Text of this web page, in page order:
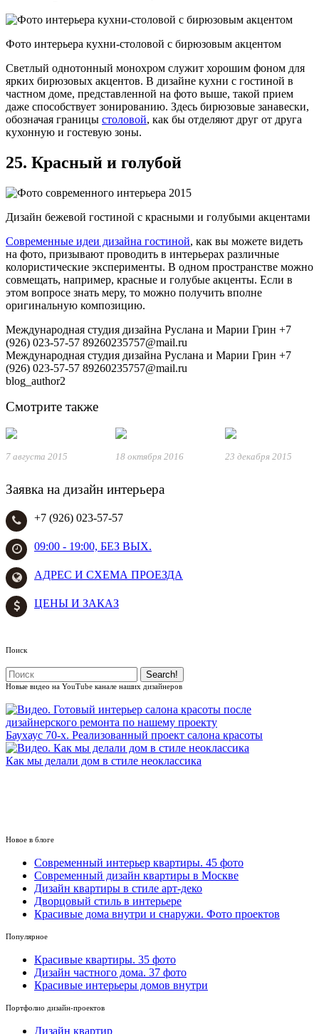
Фото интерьера кухни-столовой с бирюзовым акцентом
Светлый однотонный монохром служит хорошим фоном для
ярких бирюзовых акцентов. В дизайне кухни с гостиной в
частном доме, представленной на фото выше, такой прием
даже способствует зонированию. Здесь бирюзовые занавески,
обозначая границы столовой, как бы отделяют друг от друга
кухонную и гостевую зоны.
25. Красный и голубой
Дизайн бежевой гостиной с красными и голубыми акцентами
Современные идеи дизайна гостиной, как вы можете видеть
на фото, призывают проводить в интерьерах различные
колористические эксперименты. В одном пространстве можно
совмещать, например, красные и голубые акценты. Если в
этом вопросе знать меру, то можно получить вполне
оригинальную композицию.
Международная студия дизайна Руслана и Марии Грин +7
(926) 023-57-57 89260235757@mail.ru
Международная студия дизайна Руслана и Марии Грин +7
(926) 023-57-57 89260235757@mail.ru
blog_author2
Смотрите также
7 августа 2015 18 октября 2016 23 декабря 2015
Заявка на дизайн интерьера
+7 (926) 023-57-57
09:00 - 19:00, БЕЗ ВЫХ.
АДРЕС И СХЕМА ПРОЕЗДА
ЦЕНЫ И ЗАКАЗ
Поиск
Новые видео на YouTube канале наших дизайнеров
Баухаус 70-х. Реализованный проект салона красоты
Как мы делали дом в стиле неоклассика
Новое в блоге
Cовременный интерьер квартиры. 45 фото
Современный дизайн квартиры в Москве
Дизайн квартиры в стиле арт-деко
Дворцовый стиль в интерьере
Красивые дома внутри и снаружи. Фото проектов
Популярное
Красивые квартиры. 35 фото
Дизайн частного дома. 37 фото
Красивые интерьеры домов внутри
Портфолио дизайн-проектов
Дизайн квартир